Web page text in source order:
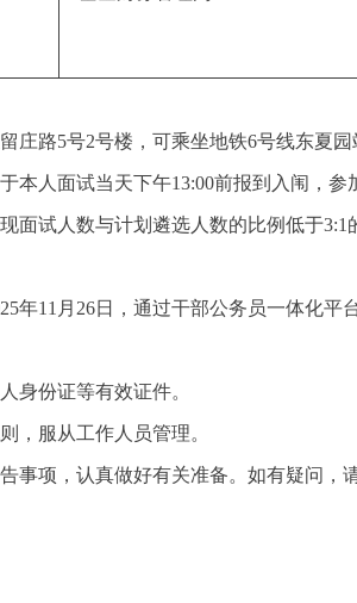
庄路5号2号楼，可乘坐地铁6号线东夏园
本人面试当天下午13:00前报到入闱，参
面试人数与计划遴选人数的比例低于
年11月26日，通过干部公务员一体化平
身份证等有效证件。
，服从工作人员管理。
事项，认真做好有关准备。如有疑问，